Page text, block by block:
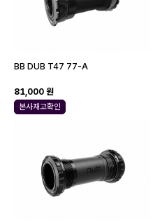
BB DUB T47 77-A
81,000 원
본사재고확인